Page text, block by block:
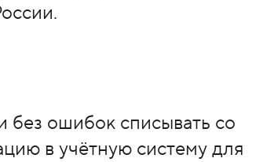
ошибок списывать со
в учётную систему для